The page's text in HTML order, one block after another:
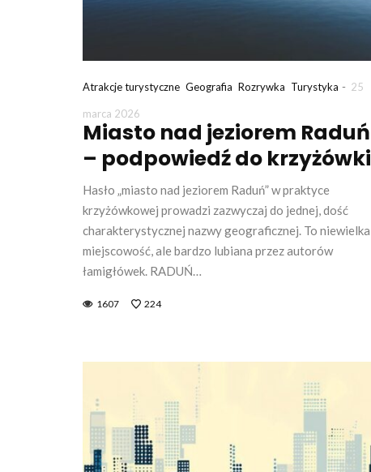
Atrakcje turystyczne Geografia Rozrywka Turystyka - 25
marca 2026
Miasto nad jeziorem Raduń
– podpowiedź do krzyżówki
Hasło „miasto nad jeziorem Raduń” w praktyce
krzyżówkowej prowadzi zazwyczaj do jednej, dość
charakterystycznej nazwy geograficznej. To niewielka
miejscowość, ale bardzo lubiana przez autorów
łamigłówek. RADUŃ…
1607 224